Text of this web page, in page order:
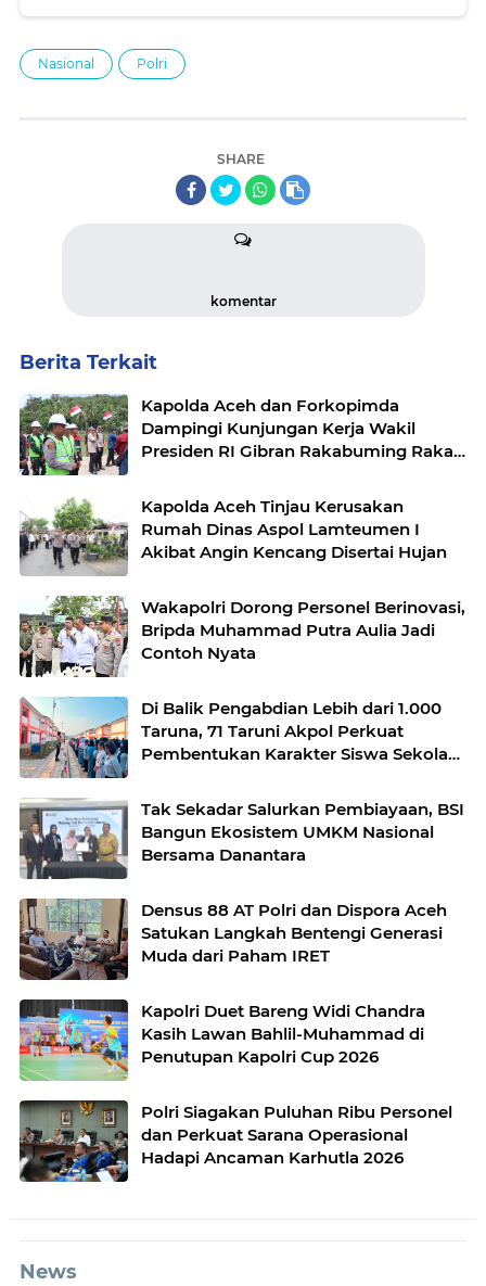
Nasional Polri
SHARE
komentar
Berita Terkait
Kapolda Aceh dan Forkopimda
Dampingi Kunjungan Kerja Wakil
Presiden RI Gibran Rakabuming Raka
Kapolda Aceh Tinjau Kerusakan
Rumah Dinas Aspol Lamteumen I
Akibat Angin Kencang Disertai Hujan
Wakapolri Dorong Personel Berinovasi,
Bripda Muhammad Putra Aulia Jadi
Contoh Nyata
Di Balik Pengabdian Lebih dari 1.000
Taruna, 71 Taruni Akpol Perkuat
Pembentukan Karakter Siswa Sekolah
Tak Sekadar Salurkan Pembiayaan, BSI
Bangun Ekosistem UMKM Nasional
Bersama Danantara
Densus 88 AT Polri dan Dispora Aceh
Satukan Langkah Bentengi Generasi
Muda dari Paham IRET
Kapolri Duet Bareng Widi Chandra
Kasih Lawan Bahlil-Muhammad di
Penutupan Kapolri Cup 2026
Polri Siagakan Puluhan Ribu Personel
dan Perkuat Sarana Operasional
Hadapi Ancaman Karhutla 2026
News